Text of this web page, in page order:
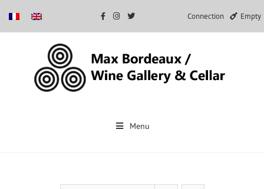
Connection Empty
Menu